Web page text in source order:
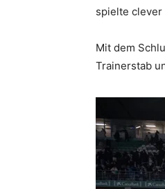
spielte clever
Mit dem
Trainerstab